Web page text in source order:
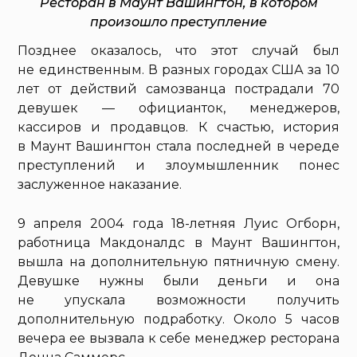
Ресторан в Маунт Вашингтон, в котором
произошло преступление
Позднее оказалось, что этот случай был
не единственным. В разных городах США за 10
лет от действий самозванца пострадали 70
девушек — официанток, менеджеров,
кассиров и продавцов. К счастью, история
в Маунт Вашингтон стала последней в череде
преступлений и злоумышленник понес
заслуженное наказание.
9 апреля 2004 года 18-летняя Луис Огборн,
работница Макдоналдс в Маунт Вашингтон,
вышла на дополнительную пятничную смену.
Девушке нужны были деньги и она
не упускала возможности получить
дополнительную подработку. Около 5 часов
вечера ее вызвала к себе менеджер ресторана